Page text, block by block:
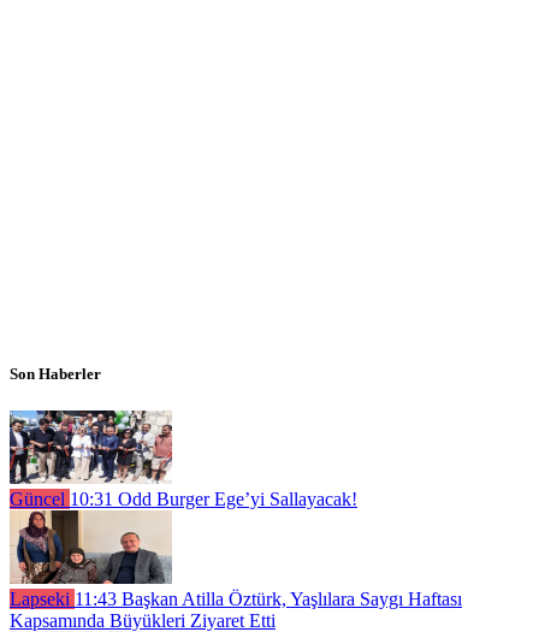
Son Haberler
Güncel 10:31 Odd Burger Ege’yi Sallayacak!
Lapseki 11:43 Başkan Atilla Öztürk, Yaşlılara Saygı Haftası
Kapsamında Büyükleri Ziyaret Etti